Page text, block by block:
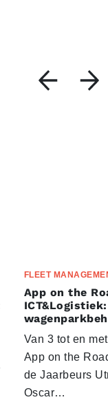
FLEET
App on the
Van 3 tot en
App on the
de Jaarbeurs
Oscar…